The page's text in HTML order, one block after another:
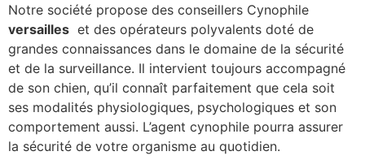
Notre société propose des conseillers Cynophile
versailles et des opérateurs polyvalents doté de
grandes connaissances dans le domaine de la sécurité
et de la surveillance. Il intervient toujours accompagné
de son chien, qu’il connaît parfaitement que cela soit
ses modalités physiologiques, psychologiques et son
comportement aussi. L’agent cynophile pourra assurer
la sécurité de votre organisme au quotidien.